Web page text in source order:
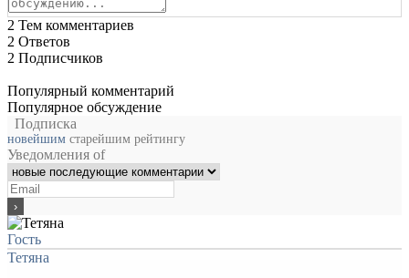
2 Тем комментариев
2 Ответов
2 Подписчиков
Популярный комментарий
Популярное обсуждение
Подписка
новейшим старейшим рейтингу
Уведомления of
Гость
Тетяна